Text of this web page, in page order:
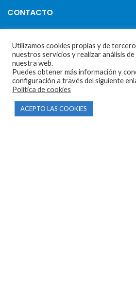
CONTACTO
05440 Piedralaves-Ávila
603 57 44 50
info@motorecambiosfldelhierro.com
Síguenos en Facebook
Síguenos en Instagram
Utilizamos cookies propias y de
nuestros servicios y realizar análisis de
nuestra web.
Puedes obtener más información y
configuración a través del siguiente
Política de cookies
ACEPTO LAS COOKIES